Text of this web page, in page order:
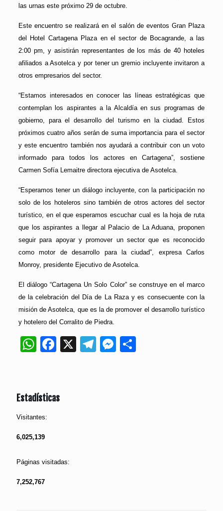
las urnas este próximo 29 de octubre.
Este encuentro se realizará en el salón de eventos Gran Plaza
del Hotel Cartagena Plaza en el sector de Bocagrande, a las
2:00 pm, y asistirán representantes de los más de 40 hoteles
afiliados a Asotelca y por tener un gremio incluyente invitaron a
otros empresarios del sector.
“Estamos interesados en conocer las líneas estratégicas que
contemplan los aspirantes a la Alcaldía en sus programas de
gobierno, para el desarrollo del turismo en la ciudad. Estos
próximos cuatro años serán de suma importancia para el sector
y este encuentro también nos ayudará a contribuir con un voto
informado para todos los actores en Cartagena”, sostiene
Carmen Sofía Lemaitre directora ejecutiva de Asotelca.
“Esperamos tener un diálogo incluyente, con la participación no
solo de los hoteleros sino también de otros actores del sector
turístico, en el que esperamos escuchar cual es la hoja de ruta
que los aspirantes a llegar al Palacio de La Aduana, proponen
seguir para apoyar y promover un sector que es reconocido
como motor de desarrollo para la ciudad”, expresa Carlos
Monroy, presidente Ejecutivo de Asotelca.
El diálogo “Cartagena Un Solo Color” se construye en el marco
de la celebración del Día de La Raza y es consecuente con la
misión de Asotelca, que es la de promover el desarrollo turístico
y hotelero del Corralito de Piedra.
WhatsApp
Facebook
X Telegram
Messenger
Estadísticas
Visitantes:
6,025,139
Páginas visitadas:
7,252,767